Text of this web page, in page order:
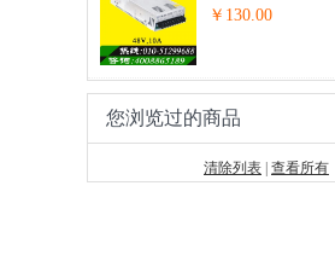
开关电源步进...
￥130.00
您浏览过的商品
清除列表 查看所有